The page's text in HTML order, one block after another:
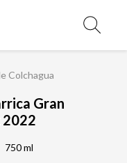
Colchagua
Gran
2022
750 ml